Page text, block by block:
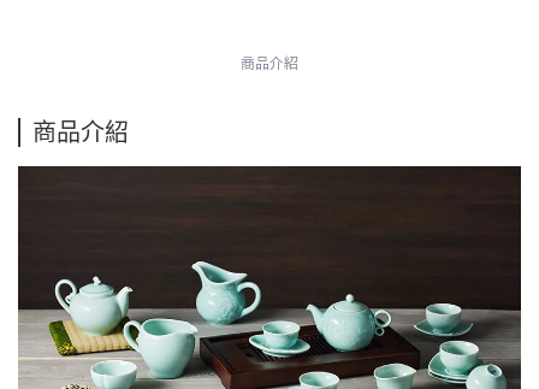
商品介紹
商品介紹